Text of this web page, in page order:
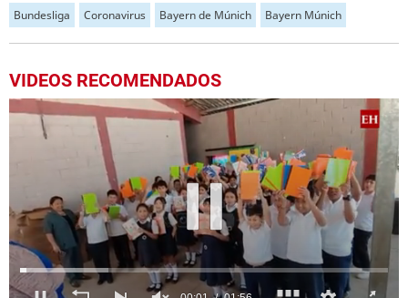
Bundesliga Coronavirus Bayern de Múnich Bayern Múnich
VIDEOS RECOMENDADOS